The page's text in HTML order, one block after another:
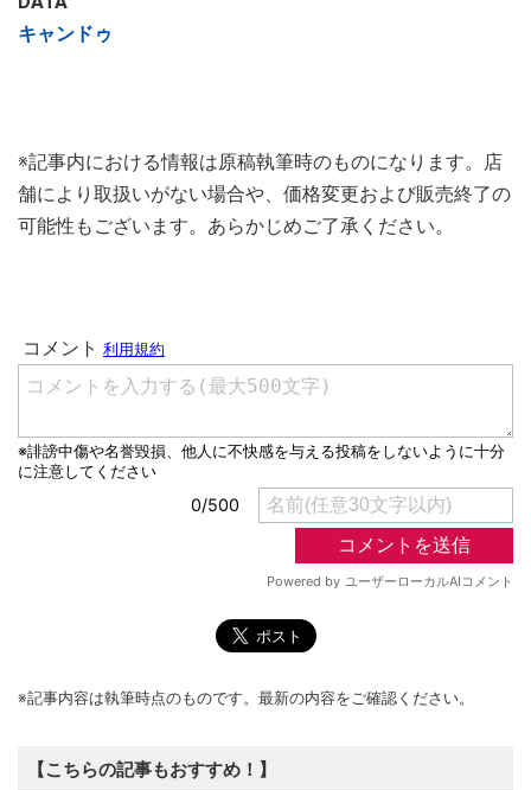
キャンドゥ
※記事内における情報は原稿執筆時のものになります。店
舗により取扱いがない場合や、価格変更および販売終了の
可能性もございます。あらかじめご了承ください。
※記事内容は執筆時点のものです。最新の内容をご確認ください。
【こちらの記事もおすすめ！】